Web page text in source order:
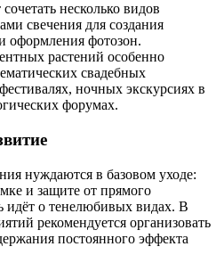
несколько видов
свечения для создания
оформления фотозон.
растений особенно
свадебных
ночных экскурсиях в
форумах.
нуждаются в базовом уходе:
и защите от прямого
идёт о тенелюбивых видах. В
рекомендуется организовать
постоянного эффекта